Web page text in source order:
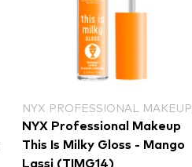
NYX PROFESSIONAL MAKEUP
NYX Professional Makeup
This Is Milky Gloss - Mango
Lassi (TIMG14)